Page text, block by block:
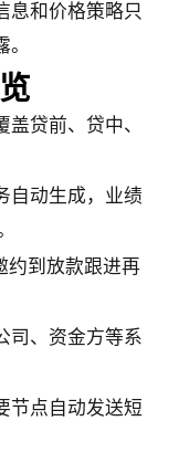
息和价格策略只
贷前、贷中、
自动生成，业绩
约到放款跟进再
司、资金方等系
节点自动发送短